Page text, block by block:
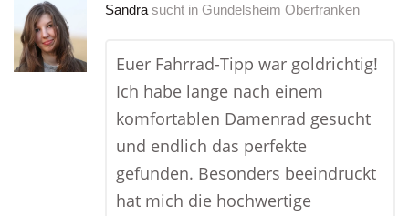
Sandra sucht in Gundelsheim Oberfranken
Euer Fahrrad-Tipp war goldrichtig!
Ich habe lange nach einem
komfortablen Damenrad gesucht
und endlich das perfekte
gefunden. Besonders beeindruckt
hat mich die hochwertige